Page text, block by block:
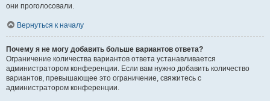
они проголосовали.
Вернуться к началу
Почему я не могу добавить больше вариантов ответа?
Ограничение количества вариантов ответа устанавливается
администратором конференции. Если вам нужно добавить количество
вариантов, превышающее это ограничение, свяжитесь с
администратором конференции.